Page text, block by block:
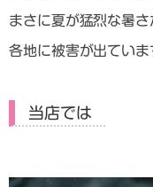
まさに夏が猛烈な暑
各地に被害が出ていま
当店では